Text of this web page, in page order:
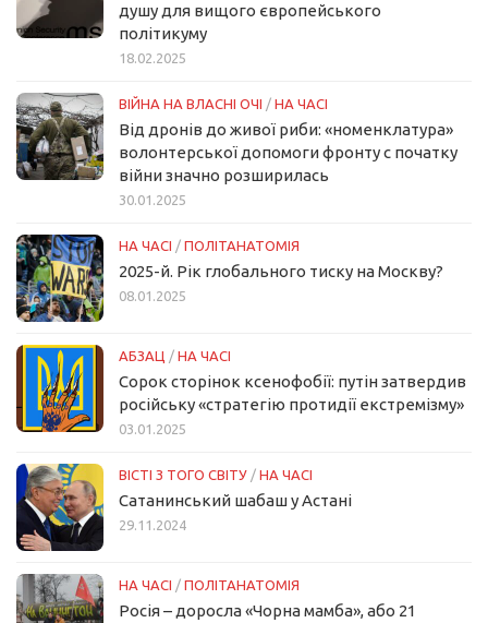
душу для вищого європейського
політикуму
18.02.2025
ВІЙНА НА ВЛАСНІ ОЧІ / НА ЧАСІ
Від дронів до живої риби: «номенклатура»
волонтерської допомоги фронту с початку
війни значно розширилась
30.01.2025
НА ЧАСІ / ПОЛІТАНАТОМІЯ
2025-й. Рік глобального тиску на Москву?
08.01.2025
АБЗАЦ / НА ЧАСІ
Сорок сторінок ксенофобії: путін затвердив
російську «стратегію протидії екстремізму»
03.01.2025
ВІСТІ З ТОГО СВІТУ / НА ЧАСІ
Сатанинський шабаш у Астані
29.11.2024
НА ЧАСІ / ПОЛІТАНАТОМІЯ
Росія – доросла «Чорна мамба», або 21